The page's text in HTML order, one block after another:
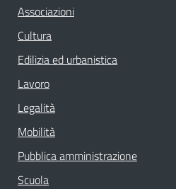
Associazioni
Cultura
Edilizia ed urbanistica
Lavoro
Legalità
Mobilità
Pubblica amministrazione
Scuola